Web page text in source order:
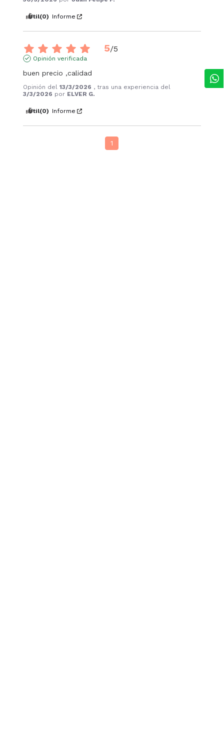
Útil(0) Informe
5/5
Opinión verificada
buen precio ,calidad
Opinión del 13/3/2026 , tras una experiencia del
3/3/2026 por ELVER G.
Útil(0) Informe
1